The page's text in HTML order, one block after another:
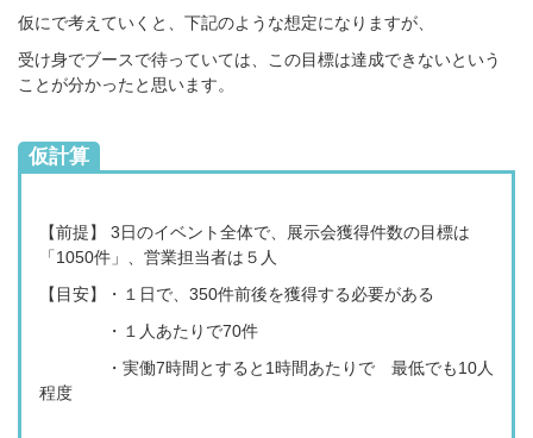
仮にで考えていくと、下記のような想定になりますが、
受け身でブースで待っていては、この目標は達成できないという
ことが分かったと思います。
仮計算
【前提】 3日のイベント全体で、展示会獲得件数の目標は
「1050件」、営業担当者は５人
【目安】・ １日で、 350件前後を獲得する必要がある
・１人あたりで70件
・実働7時間とすると1時間あたりで 最低でも10人
程度